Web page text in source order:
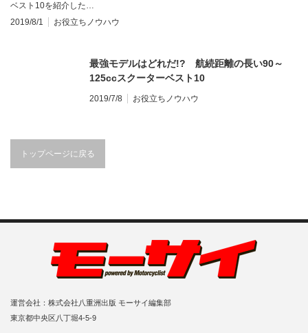
ベスト10を紹介した…
2019/8/1
お役立ちノウハウ
最強モデルはどれだ!? 航続距離の長い90～
125ccスクーターベスト10
2019/7/8 お役立ちノウハウ
トップページに戻る
運営会社：株式会社八重洲出版 モーサイ編集部
東京都中央区八丁堀4-5-9